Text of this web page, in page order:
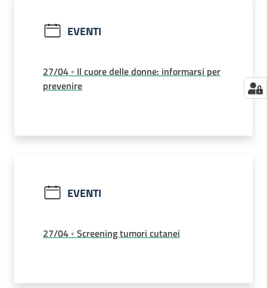
EVENTI
27/04 ◦ Il cuore delle donne: informarsi per
prevenire
EVENTI
27/04 ◦ Screening tumori cutanei